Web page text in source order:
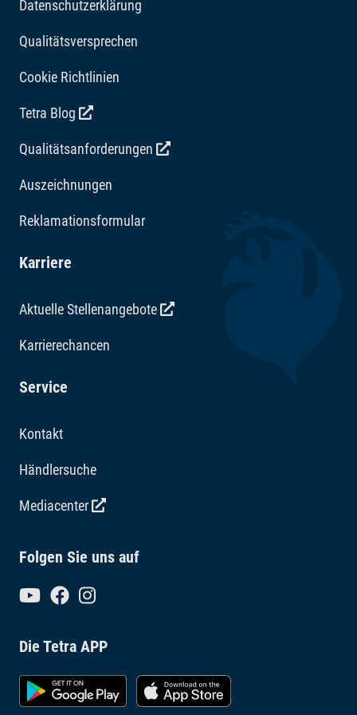
Datenschutzerklärung
Qualitätsversprechen
Cookie Richtlinien
Tetra Blog
Qualitätsanforderungen
Auszeichnungen
Reklamationsformular
Karriere
Aktuelle Stellenangebote
Karrierechancen
Service
Kontakt
Händlersuche
Mediacenter
Folgen Sie uns auf
Die Tetra APP